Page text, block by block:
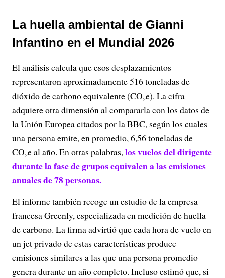
La huella ambiental de Gianni
Infantino en el Mundial 2026
El análisis calcula que esos desplazamientos
representaron aproximadamente 516 toneladas de
dióxido de carbono equivalente (CO₂e). La cifra
adquiere otra dimensión al compararla con los datos de
la Unión Europea citados por la BBC, según los cuales
una persona emite, en promedio, 6,56 toneladas de
CO₂e al año. En otras palabras,los vuelos del dirigente
durante la fase de grupos equivalen a las emisiones
anuales de 78 personas.
El informe también recoge un estudio de la empresa
francesa Greenly, especializada en medición de huella
de carbono. La firma advirtió que cada hora de vuelo en
un jet privado de estas características produce
emisiones similares a las que una persona promedio
genera durante un año completo. Incluso estimó que, si